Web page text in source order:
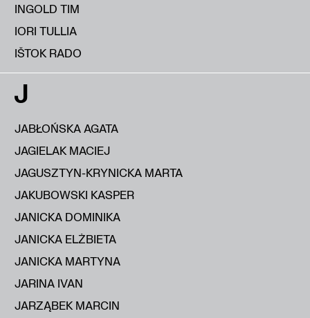
INGOLD TIM
IORI TULLIA
IŠTOK RADO
J
JABŁOŃSKA AGATA
JAGIELAK MACIEJ
JAGUSZTYN-KRYNICKA MARTA
JAKUBOWSKI KASPER
JANICKA DOMINIKA
JANICKA ELŻBIETA
JANICKA MARTYNA
JARINA IVAN
JARZĄBEK MARCIN